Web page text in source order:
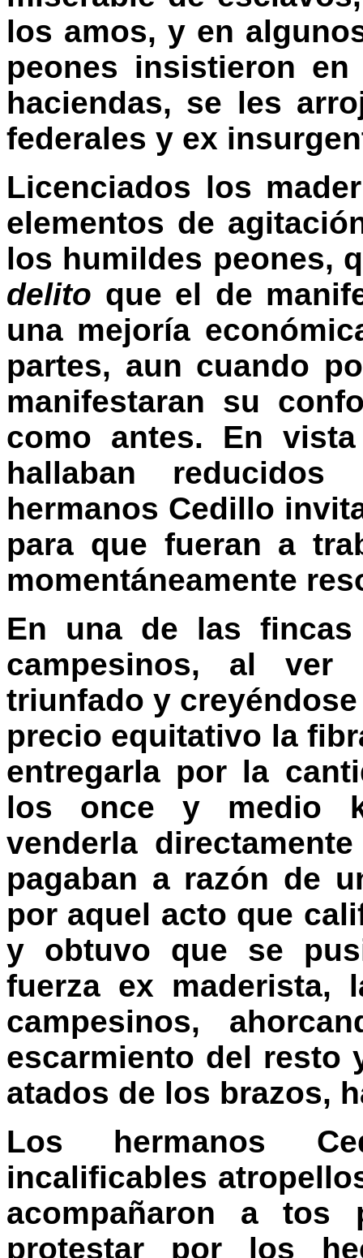
los amos, y en
peones insistieron
haciendas, se les
federales y ex
Licenciados los
elementos de
los humildes peones,
delito que el de
una mejoría
partes, aun cuando
manifestaran su
como antes. En
hallaban
hermanos Cedillo
para que fueran a
momentáneamente
En una de las
campesinos, al ver
triunfado y
precio equitativo la
entregarla por la
los once y medio
venderla
pagaban a razón de
por aquel acto que
y obtuvo que se
fuerza ex maderista,
campesinos,
escarmiento del resto
atados de los brazos,
Los hermanos
incalificables
acompañaron a tos
protestar por los